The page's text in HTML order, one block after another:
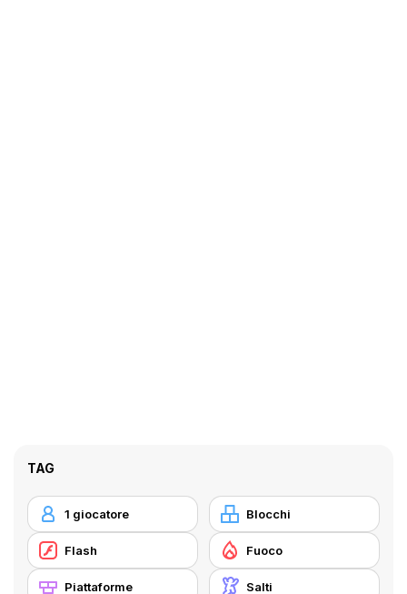
TAG
1 giocatore Blocchi
Flash Fuoco
Piattaforme Salti